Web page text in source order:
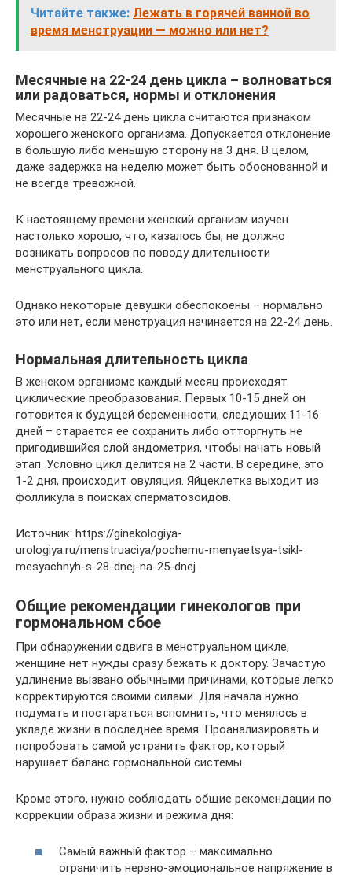
Читайте также: Лежать в горячей ванной во
время менструации — можно или нет?
Месячные на 22-24 день цикла – волноваться
или радоваться, нормы и отклонения
Месячные на 22-24 день цикла считаются признаком
хорошего женского организма. Допускается отклонение
в большую либо меньшую сторону на 3 дня. В целом,
даже задержка на неделю может быть обоснованной и
не всегда тревожной.
К настоящему времени женский организм изучен
настолько хорошо, что, казалось бы, не должно
возникать вопросов по поводу длительности
менструального цикла.
Однако некоторые девушки обеспокоены – нормально
это или нет, если менструация начинается на 22-24 день.
Нормальная длительность цикла
В женском организме каждый месяц происходят
циклические преобразования. Первых 10-15 дней он
готовится к будущей беременности, следующих 11-16
дней – старается ее сохранить либо отторгнуть не
пригодившийся слой эндометрия, чтобы начать новый
этап. Условно цикл делится на 2 части. В середине, это
1-2 дня, происходит овуляция. Яйцеклетка выходит из
фолликула в поисках сперматозоидов.
Источник: https://ginekologiya-
urologiya.ru/menstruaciya/pochemu-menyaetsya-tsikl-
mesyachnyh-s-28-dnej-na-25-dnej
Общие рекомендации гинекологов при
гормональном сбое
При обнаружении сдвига в менструальном цикле,
женщине нет нужды сразу бежать к доктору. Зачастую
удлинение вызвано обычными причинами, которые легко
корректируются своими силами. Для начала нужно
подумать и постараться вспомнить, что менялось в
укладе жизни в последнее время. Проанализировать и
попробовать самой устранить фактор, который
нарушает баланс гормональной системы.
Кроме этого, нужно соблюдать общие рекомендации по
коррекции образа жизни и режима дня:
Самый важный фактор – максимально
ограничить нервно-эмоциональное напряжение в